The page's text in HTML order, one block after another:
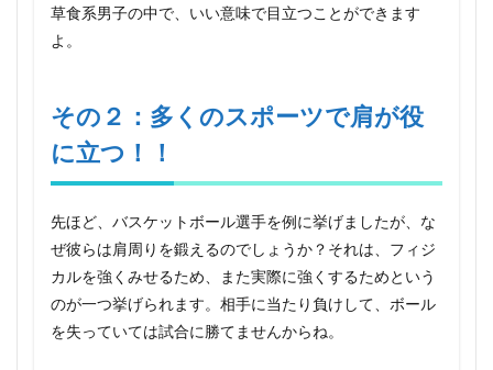
つ！！
ショ
ルダ
ープ
レス
で筋
を！
4
その
４：
バッ
クプ
草食系男子の中で、いい意味で目立つことができます
よ。
その２：多くのスポーツで肩が役
に立つ！！
先ほど、バスケットボール選手を例に挙げましたが、な
ぜ彼らは肩周りを鍛えるのでしょうか？それは、フィジ
カルを強くみせるため、また実際に強くするためという
のが一つ挙げられます。相手に当たり負けして、ボール
を失っていては試合に勝てませんからね。